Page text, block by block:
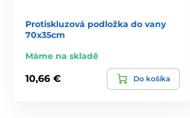
Protiskluzová podložka do vany
70x35cm
Máme na skladě
10,66 € Do košíka